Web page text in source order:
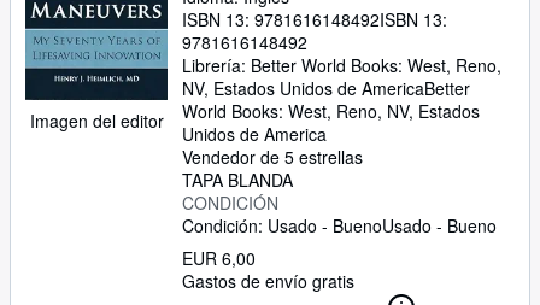
Imagen del editor
ISBN 13: 9781616148492ISBN 13:
9781616148492
Librería: Better World Books: West, Reno,
NV, Estados Unidos de AmericaBetter
World Books: West, Reno, NV, Estados
Unidos de America
Vendedor de 5 estrellas
TAPA BLANDA
CONDICIÓN
Condición: Usado - BuenoUsado - Bueno
EUR 6,00
Gastos de envío gratis